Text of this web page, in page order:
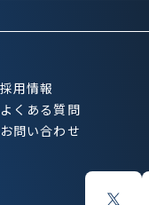
採用情報
よくある質問
お問い合わせ